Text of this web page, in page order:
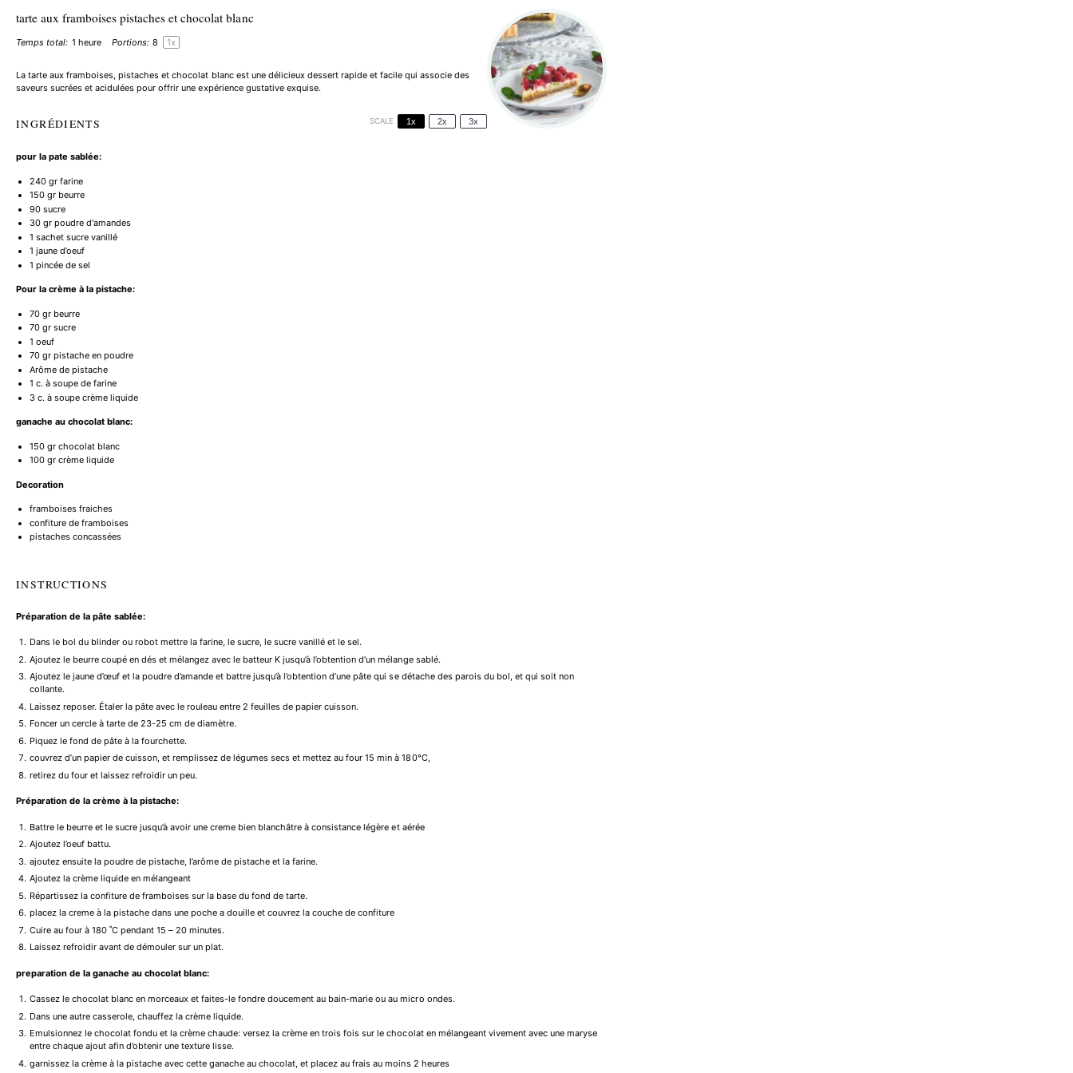
tarte aux framboises pistaches et chocolat blanc
Temps total: 1 heure Portions: 8 1x
La tarte aux framboises, pistaches et chocolat blanc est une délicieux dessert rapide et facile qui associe des
saveurs sucrées et acidulées pour offrir une expérience gustative exquise.
INGRÉDIENTS SCALE 1x 2x 3x
pour la pate sablée:
240gr farine
150gr beurre
90sucre
30gr poudre d'amandes
1 sachet sucre vanillé
1 jaune d’oeuf
1 pincée de sel
Pour la crème à la pistache:
70gr beurre
70gr sucre
1 oeuf
70gr pistache en poudre
Arôme de pistache
1 c. à soupe de farine
3c. à soupe crème liquide
ganache au chocolat blanc:
150gr chocolat blanc
100gr crème liquide
Decoration
framboises fraiches
confiture de framboises
pistaches concassées
INSTRUCTIONS
Préparation de la pâte sablée:
Dans le bol du blinder ou robot mettre la farine, le sucre, le sucre vanillé et le sel.
Ajoutez le beurre coupé en dés et mélangez avec le batteur K jusqu’à l’obtention d’un mélange sablé.
Ajoutez le jaune d’œuf et la poudre d’amande et battre jusqu’à l’obtention d’une pâte qui se détache des parois du bol, et qui soit non
collante.
Laissez reposer. Étaler la pâte avec le rouleau entre 2 feuilles de papier cuisson.
Foncer un cercle à tarte de 23-25 cm de diamètre.
Piquez le fond de pâte à la fourchette.
couvrez d’un papier de cuisson, et remplissez de légumes secs et mettez au four 15 min à 180°C,
retirez du four et laissez refroidir un peu.
Préparation de la crème à la pistache:
Battre le beurre et le sucre jusqu’à avoir une creme bien blanchâtre à consistance légère et aérée
Ajoutez l’oeuf battu.
ajoutez ensuite la poudre de pistache, l’arôme de pistache et la farine.
Ajoutez la crème liquide en mélangeant
Répartissez la confiture de framboises sur la base du fond de tarte.
placez la creme à la pistache dans une poche a douille et couvrez la couche de confiture
Cuire au four à 180 ˚C pendant 15 – 20 minutes.
Laissez refroidir avant de démouler sur un plat.
preparation de la ganache au chocolat blanc:
Cassez le chocolat blanc en morceaux et faites-le fondre doucement au bain-marie ou au micro ondes.
Dans une autre casserole, chauffez la crème liquide.
Emulsionnez le chocolat fondu et la crème chaude: versez la crème en trois fois sur le chocolat en mélangeant vivement avec une maryse
entre chaque ajout afin d’obtenir une texture lisse.
garnissez la crème à la pistache avec cette ganache au chocolat, et placez au frais au moins 2 heures